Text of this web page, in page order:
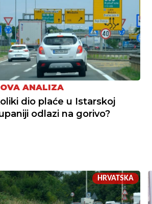
ANALIZA
dio plaće u Istarskoj
odlazi na gorivo?
HRVATSKA